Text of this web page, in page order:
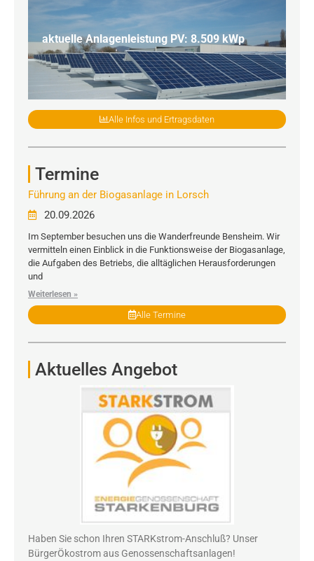
aktuelle Anlagenleistung PV: 8.509 kWp
Alle Infos und Ertragsdaten
Termine
Führung an der Biogasanlage in Lorsch
20.09.2026
Im September besuchen uns die Wanderfreunde Bensheim. Wir
vermitteln einen Einblick in die Funktionsweise der Biogasanlage,
die Aufgaben des Betriebs, die alltäglichen Herausforderungen
und
Weiterlesen »
Alle Termine
Aktuelles Angebot
Haben Sie schon Ihren STARKstrom-Anschluß? Unser
BürgerÖkostrom aus Genossenschaftsanlagen!